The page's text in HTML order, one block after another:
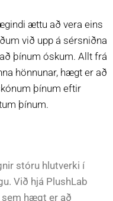
ættu að vera eins
við upp á sérsniðna
þínum óskum. Allt frá
hönnunar, hægt er að
þínum eftir
þínum.
stóru hlutverki í
Við hjá PlushLab
hægt er að